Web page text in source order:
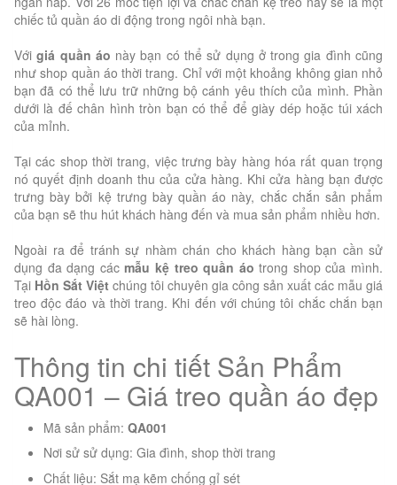
chiếc tủ quần áo di động trong ngôi nhà bạn.
Vớigiá quần áo này bạn có thể sử dụng ở trong gia đình cũng
như shop quần áo thời trang. Chỉ với một khoảng không gian nhỏ
bạn đã có thể lưu trữ những bộ cánh yêu thích của mình. Phần
dưới là đế chân hình tròn bạn có thể để giày dép hoặc túi xách
của mỉnh.
Tại các shop thời trang, việc trưng bày hàng hóa rất quan trọng
nó quyết định doanh thu của cửa hàng. Khi cửa hàng bạn được
trưng bày bởi kệ trưng bày quần áo này, chắc chắn sản phẩm
của bạn sẽ thu hút khách hàng đến và mua sản phẩm nhiều hơn.
Ngoài ra để tránh sự nhàm chán cho khách hàng bạn cần sử
dụng đa dạng các mẫu kệ treo quần áotrong shop của mình.
Tại Hồn Sắt Việt chúng tôi chuyên gia công sản xuất các mẫu giá
treo độc đáo và thời trang. Khi đến với chúng tôi chắc chắn bạn
sẽ hài lòng.
Thông tin chi tiết Sản Phẩm
QA001 – Giá treo quần áo đẹp
Mã sản phẩm:QA001
Nơi sử sử dụng: Gia đình, shop thời trang
Chất liệu: Sắt mạ kẽm chống gỉ sét